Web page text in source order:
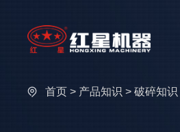
首页 > 产品知识 >破碎知识